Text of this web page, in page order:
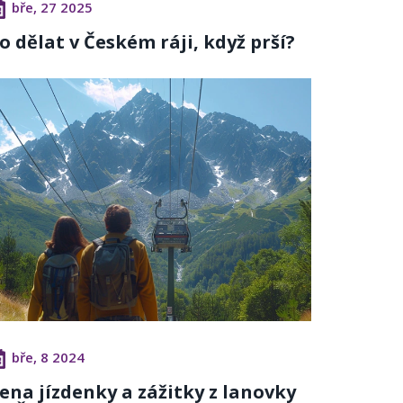
bře, 27 2025
dělat v Českém ráji, když prší?
bře, 8 2024
jízdenky a zážitky z lanovky